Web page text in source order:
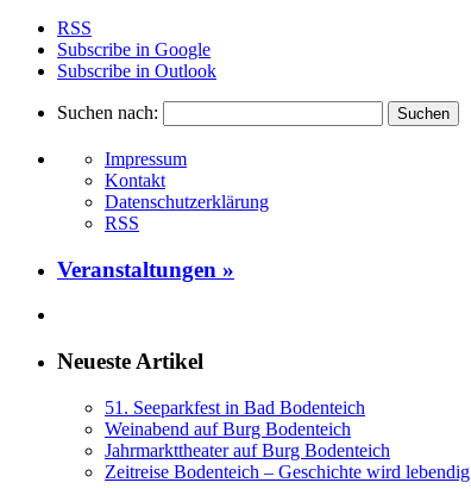
RSS
Subscribe in Google
Subscribe in Outlook
Suchen nach:
Impressum
Kontakt
Datenschutzerklärung
RSS
Veranstaltungen »
Neueste Artikel
51. Seeparkfest in Bad Bodenteich
Weinabend auf Burg Bodenteich
Jahrmarkttheater auf Burg Bodenteich
Zeitreise Bodenteich – Geschichte wird lebendig